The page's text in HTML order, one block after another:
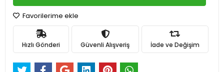
Favorilerime ekle
Hızlı Gönderi Güvenli Alışveriş İade ve Değişim